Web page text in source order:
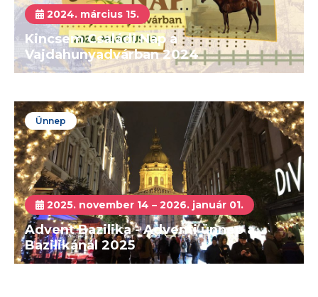
2024. március 15.
Kincsem Családi Nap a
Vajdahunyadvárban 2024
Ünnep
2025. november 14 – 2026. január 01.
Advent Bazilika - Adventi ünnep a
Bazilikánál 2025